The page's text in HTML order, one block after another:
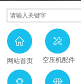
空压机配件
网站首页